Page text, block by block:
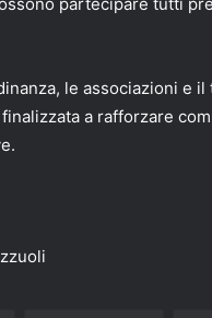
le associazioni e
a rafforzare